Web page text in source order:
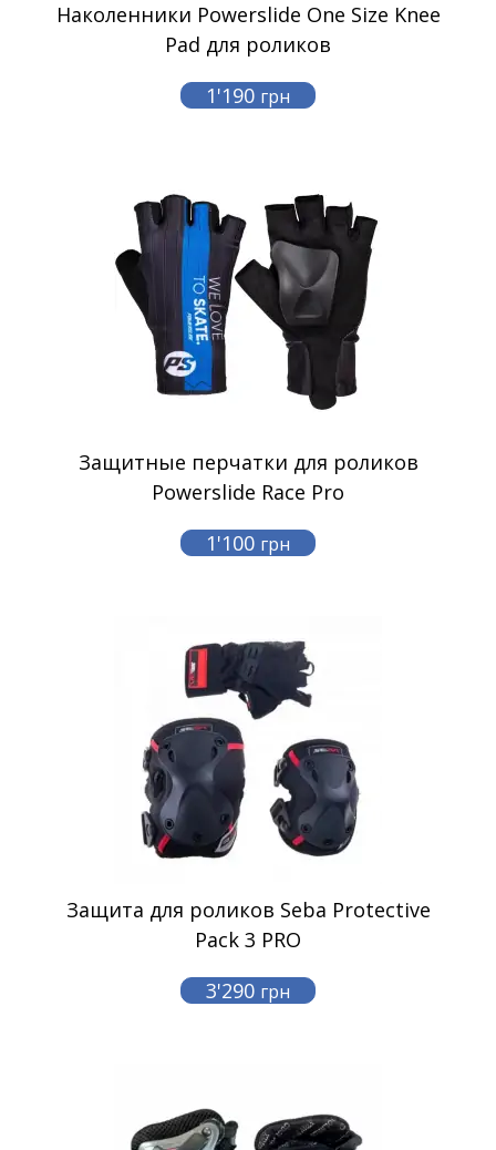
Наколенники Powerslide One Size Knee
Pad для роликов
1'190 грн
Защитные перчатки для роликов
Powerslide Race Pro
1'100 грн
Защита для роликов Seba Protective
Pack 3 PRO
3'290 грн